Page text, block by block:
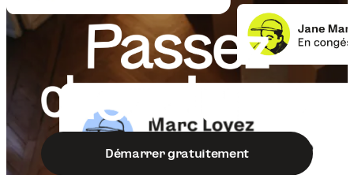
Démarrer gratuitement